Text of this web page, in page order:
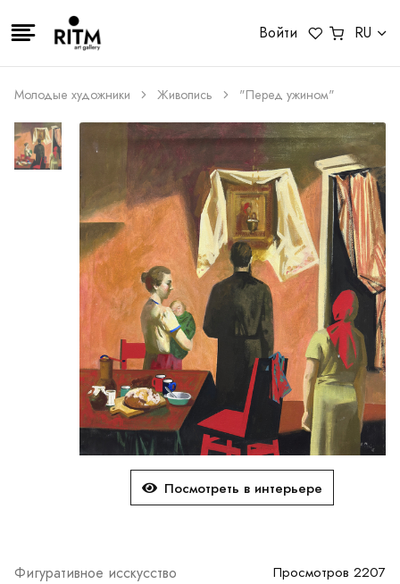
Войти RU
Молодые художники Живопись "Перед ужином"
Посмотреть в интерьере
Фигуративное исскусство Просмотров 2207